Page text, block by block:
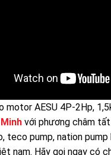
AESU 4P-2Hp,
với phương châm
teco pump, nation
nam. Hãy gọi ngay có